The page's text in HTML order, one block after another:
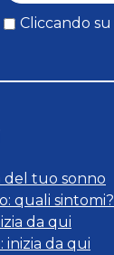
Cliccando
del tuo sonno
quali sintomi?
da qui
inizia da qui